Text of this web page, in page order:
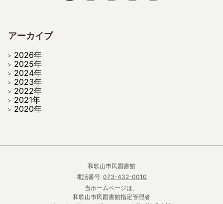
アーカイブ
2026年
2025年
2024年
2023年
2022年
2021年
2020年
和歌山市民図書館
電話番号: 073-432-0010
当ホームページは、
和歌山市民図書館指定管理者